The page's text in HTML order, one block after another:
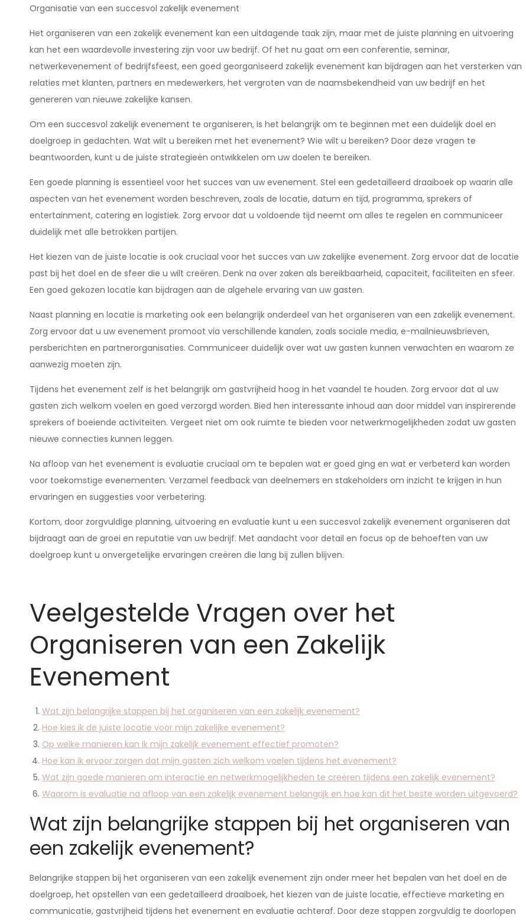
Organisatie van een succesvol zakelijk evenement
Het organiseren van een zakelijk evenement kan een uitdagende taak zijn, maar met de juiste planning en uitvoering
kan het een waardevolle investering zijn voor uw bedrijf. Of het nu gaat om een conferentie, seminar,
netwerkevenement of bedrijfsfeest, een goed georganiseerd zakelijk evenement kan bijdragen aan het versterken van
relaties met klanten, partners en medewerkers, het vergroten van de naamsbekendheid van uw bedrijf en het
genereren van nieuwe zakelijke kansen.
Om een succesvol zakelijk evenement te organiseren, is het belangrijk om te beginnen met een duidelijk doel en
doelgroep in gedachten. Wat wilt u bereiken met het evenement? Wie wilt u bereiken? Door deze vragen te
beantwoorden, kunt u de juiste strategieën ontwikkelen om uw doelen te bereiken.
Een goede planning is essentieel voor het succes van uw evenement. Stel een gedetailleerd draaiboek op waarin alle
aspecten van het evenement worden beschreven, zoals de locatie, datum en tijd, programma, sprekers of
entertainment, catering en logistiek. Zorg ervoor dat u voldoende tijd neemt om alles te regelen en communiceer
duidelijk met alle betrokken partijen.
Het kiezen van de juiste locatie is ook cruciaal voor het succes van uw zakelijke evenement. Zorg ervoor dat de locatie
past bij het doel en de sfeer die u wilt creëren. Denk na over zaken als bereikbaarheid, capaciteit, faciliteiten en sfeer.
Een goed gekozen locatie kan bijdragen aan de algehele ervaring van uw gasten.
Naast planning en locatie is marketing ook een belangrijk onderdeel van het organiseren van een zakelijk evenement.
Zorg ervoor dat u uw evenement promoot via verschillende kanalen, zoals sociale media, e-mailnieuwsbrieven,
persberichten en partnerorganisaties. Communiceer duidelijk over wat uw gasten kunnen verwachten en waarom ze
aanwezig moeten zijn.
Tijdens het evenement zelf is het belangrijk om gastvrijheid hoog in het vaandel te houden. Zorg ervoor dat al uw
gasten zich welkom voelen en goed verzorgd worden. Bied hen interessante inhoud aan door middel van inspirerende
sprekers of boeiende activiteiten. Vergeet niet om ook ruimte te bieden voor netwerkmogelijkheden zodat uw gasten
nieuwe connecties kunnen leggen.
Na afloop van het evenement is evaluatie cruciaal om te bepalen wat er goed ging en wat er verbeterd kan worden
voor toekomstige evenementen. Verzamel feedback van deelnemers en stakeholders om inzicht te krijgen in hun
ervaringen en suggesties voor verbetering.
Kortom, door zorgvuldige planning, uitvoering en evaluatie kunt u een succesvol zakelijk evenement organiseren dat
bijdraagt aan de groei en reputatie van uw bedrijf. Met aandacht voor detail en focus op de behoeften van uw
doelgroep kunt u onvergetelijke ervaringen creëren die lang bij zullen blijven.
Veelgestelde Vragen over het
Organiseren van een Zakelijk
Evenement
Wat zijn belangrijke stappen bij het organiseren van een zakelijk evenement?
Hoe kies ik de juiste locatie voor mijn zakelijke evenement?
Op welke manieren kan ik mijn zakelijk evenement effectief promoten?
Hoe kan ik ervoor zorgen dat mijn gasten zich welkom voelen tijdens het evenement?
Wat zijn goede manieren om interactie en netwerkmogelijkheden te creëren tijdens een zakelijk evenement?
Waarom is evaluatie na afloop van een zakelijk evenement belangrijk en hoe kan dit het beste worden uitgevoerd?
Wat zijn belangrijke stappen bij het organiseren van
een zakelijk evenement?
Belangrijke stappen bij het organiseren van een zakelijk evenement zijn onder meer het bepalen van het doel en de
doelgroep, het opstellen van een gedetailleerd draaiboek, het kiezen van de juiste locatie, effectieve marketing en
communicatie, gastvrijheid tijdens het evenement en evaluatie achteraf. Door deze stappen zorgvuldig te doorlopen